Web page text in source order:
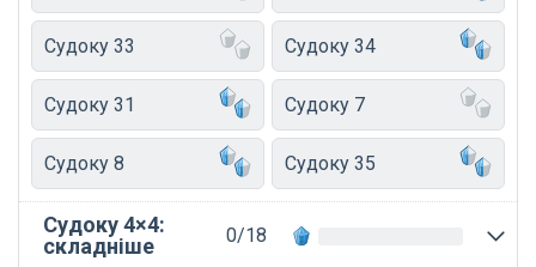
Судоку 33 Судоку 34
Судоку 31 Судоку 7
Судоку 8 Судоку 35
Судоку 4×4:
складніше
0/18